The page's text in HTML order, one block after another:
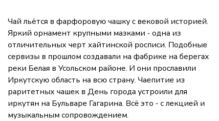
Чай льётся в фарфоровую чашку с вековой историей.
Яркий орнамент крупными мазками - одна из
отличительных черт хайтинской росписи. Подобные
сервизы в прошлом создавали на фабрике на берегах
реки Белая в Усольском районе. И они прославили
Иркутскую область на всю страну. Чаепитие из
раритетных чашек в День города устроили для
иркутян на Бульваре Гагарина. Всё это - с лекцией и
музыкальным сопровождением.